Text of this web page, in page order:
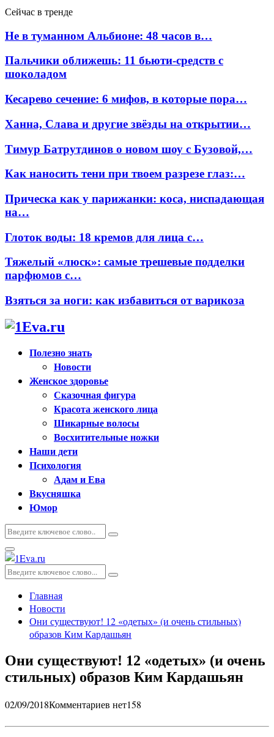
Сейчас в тренде
Не в туманном Альбионе: 48 часов в…
Пальчики оближешь: 11 бьюти-средств с
шоколадом
Кесарево сечение: 6 мифов, в которые пора…
Ханна, Слава и другие звёзды на открытии…
Тимур Батрутдинов о новом шоу с Бузовой,…
Как наносить тени при твоем разрезе глаз:…
Прическа как у парижанки: коса, ниспадающая
на…
Глоток воды: 18 кремов для лица с…
Тяжелый «люск»: самые трешевые подделки
парфюмов с…
Взяться за ноги: как избавиться от варикоза
Полезно знать
Новости
Женское здоровье
Сказочная фигура
Красота женского лица
Шикарные волосы
Восхитительные ножки
Наши дети
Психология
Адам и Ева
Вкусняшка
Юмор
Искать:
Поиск
Основное
меню
Искать:
Поиск
Главная
Новости
Они существуют! 12 «одетых» (и очень стильных)
образов Ким Кардашьян
Они существуют! 12 «одетых» (и очень
стильных) образов Ким Кардашьян
02/09/2018Комментариев нет158